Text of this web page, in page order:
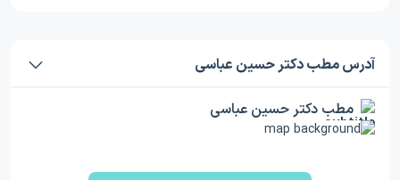
آدرس مطب دکتر حسین عباسی
مطب دکتر حسین عباسی